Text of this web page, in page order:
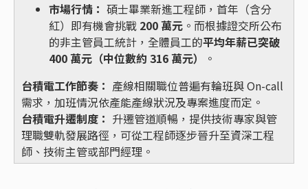
市場行情： 碩士畢業新進工程師，首年（含分
紅）即有機會挑戰 200 萬元 。而根據證交所公布
的非主管員工統計，全體員工的平均年薪已突破
400 萬元（中位數約 316 萬元）
。
台積電工作節奏： 產線相關職位普遍有輪班與 On-call
需求，加班情況依產能產線狀況及專案進度而定。
台積電升遷制度： 升遷管道順暢，提供技術專家與管
理職雙軌發展路徑，可從工程師逐步晉升至資深工程
師、技術主管或部門經理。